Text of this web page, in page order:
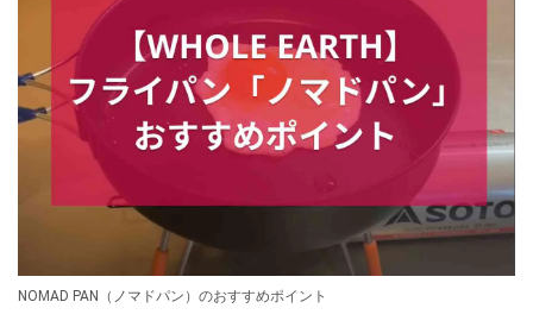
NOMAD PAN（ノマドパン）のおすすめポイント